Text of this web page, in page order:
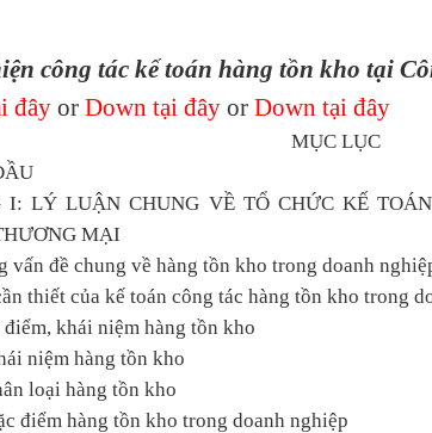
công tác kế toán hàng tồn kho tại
đâyor Down tại đâyor Down tại đây
MỤC LỤC
I: LÝ LUẬN CHUNG VỀ TỔ CHỨC KẾ
MẠI
vấn đề chung về hàng tồn kho trong doanh
thiết của kế toán công tác hàng tồn kho trong
khái niệm hàng tồn kho
niệm hàng tồn kho
loại hàng tồn kho
điểm hàng tồn kho trong doanh nghiệp